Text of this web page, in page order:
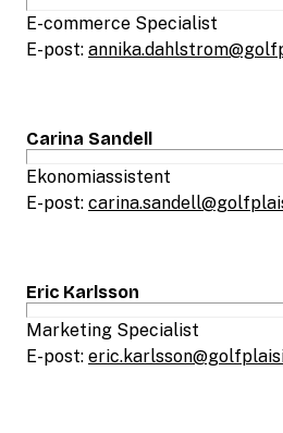
E-commerce Specialist
E-post:
Carina Sandell
Ekonomiassistent
E-post:
Eric Karlsson
Marketing Specialist
E-post: